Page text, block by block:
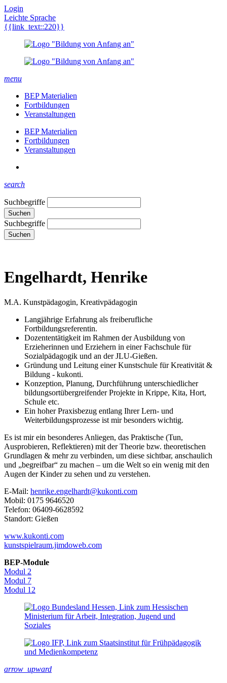
Login
Leichte Sprache
{{link_text::220}}
menu
BEP Materialien
Fortbildungen
Veranstaltungen
BEP Materialien
Fortbildungen
Veranstaltungen
search
Suchbegriffe
Suchen
Suchbegriffe
Suchen
Engelhardt, Henrike
M.A. Kunstpädagogin, Kreativpädagogin
Langjährige Erfahrung als freiberufliche
Fortbildungsreferentin.
Dozententätigkeit im Rahmen der Ausbildung von
Erzieherinnen und Erziehern in einer Fachschule für
Sozialpädagogik und an der JLU-Gießen.
Gründung und Leitung einer Kunstschule für Kreativität &
Bildung - kukonti.
Konzeption, Planung, Durchführung unterschiedlicher
bildungsortübergreifender Projekte in Krippe, Kita, Hort,
Schule etc.
Ein hoher Praxisbezug entlang Ihrer Lern- und
Weiterbildungsprozesse ist mir besonders wichtig.
Es ist mir ein besonderes Anliegen, das Praktische (Tun,
Ausprobieren, Reflektieren) mit der Theorie bzw. theoretischen
Grundlagen & mehr zu verbinden, um diese sichtbar, anschaulich
und „begreifbar“ zu machen – um die Welt so ein wenig mit den
Augen der Kinder zu sehen und zu verstehen.
E-Mail: henrike.engelhardt@kukonti.com
Mobil: 0175 9646520
Telefon: 06409-6628592
Standort: Gießen
www.kukonti.com
kunstspielraum.jimdoweb.com
BEP-Module
Modul 2
Modul 7
Modul 12
arrow_upward